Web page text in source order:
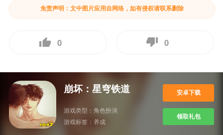
免责声明：文中图片应用自网络，如有侵权请联系删除
0 0
崩坏：星穹铁道
游戏类型： 角色扮演
游戏标签： 养成
安卓下载
领取礼包